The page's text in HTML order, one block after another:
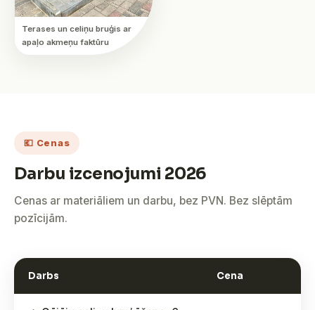
Terases un celiņu bruģis ar
apaļo akmeņu faktūru
💶 Cenas
Darbu izcenojumi 2026
Cenas ar materiāliem un darbu, bez PVN. Bez slēptām
pozīcijām.
Darbs Cena